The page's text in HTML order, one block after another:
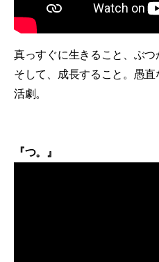
真っすぐに生きること、ぶつ
そして、成長すること。愚
活劇。
『つ。』